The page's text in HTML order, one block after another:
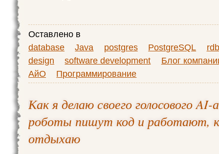
Оставлено в
database
Java postgres PostgreSQL
design
software development
Блог
АйО
Программирование
Как я делаю своего голосового
роботы пишут код и работают,
отдыхаю